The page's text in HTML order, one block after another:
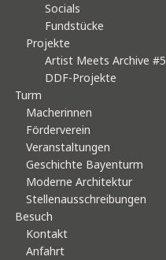
Socials
Fundstücke
Projekte
Artist Meets Archive #5
DDF-Projekte
Turm
Macherinnen
Förderverein
Veranstaltungen
Geschichte Bayenturm
Moderne Architektur
Stellenausschreibungen
Besuch
Kontakt
Anfahrt